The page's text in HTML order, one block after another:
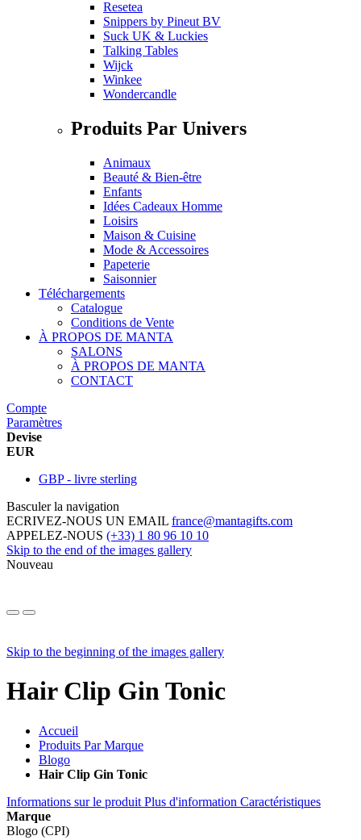
Resetea
Snippers by Pineut BV
Suck UK & Luckies
Talking Tables
Wijck
Winkee
Wondercandle
Produits Par Univers
Animaux
Beauté & Bien-être
Enfants
Idées Cadeaux Homme
Loisirs
Maison & Cuisine
Mode & Accessoires
Papeterie
Saisonnier
Téléchargements
Catalogue
Conditions de Vente
À PROPOS DE MANTA
SALONS
À PROPOS DE MANTA
CONTACT
Compte
Paramètres
Devise
EUR
GBP - livre sterling
Basculer la navigation
ECRIVEZ-NOUS UN EMAIL france@mantagifts.com
APPELEZ-NOUS (+33) 1 80 96 10 10
Skip to the end of the images gallery
Nouveau
Skip to the beginning of the images gallery
Hair Clip Gin Tonic
Accueil
Produits Par Marque
Blogo
Hair Clip Gin Tonic
Informations sur le produit Plus d'information Caractéristiques
Marque
Blogo (CPI)